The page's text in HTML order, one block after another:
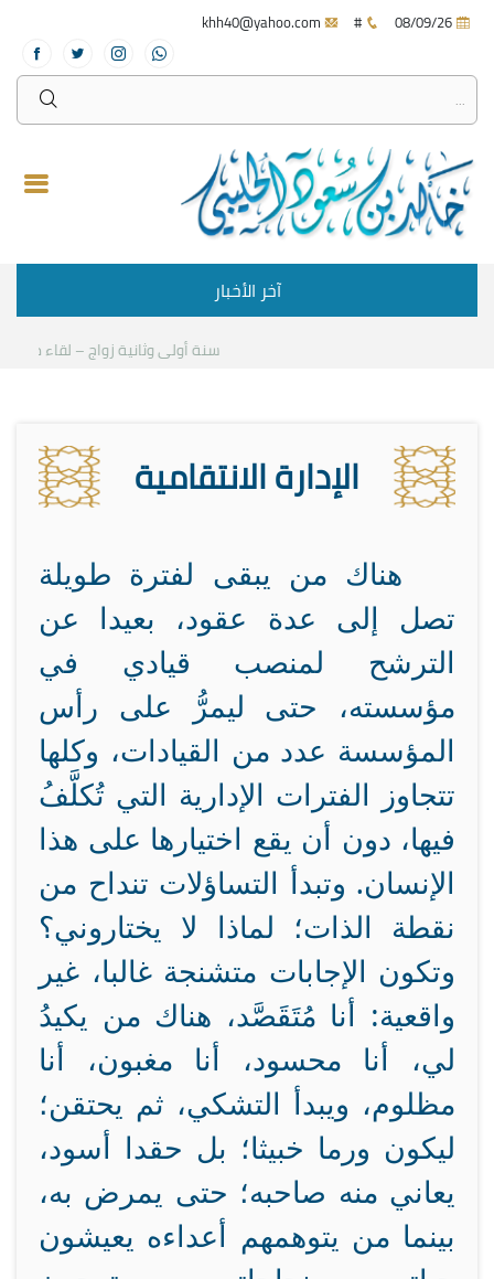
#
آخر الأخبار
سنة أولى وثانية زواج – لقاء مع
الإدارة الانتقامية
هناك من يبقى لفترة طويلة
تصل إلى عدة عقود، بعيدا عن
الترشح لمنصب قيادي في
مؤسسته، حتى ليمرُّ على رأس
المؤسسة عدد من القيادات، وكلها
تتجاوز الفترات الإدارية التي تُكلَّفُ
فيها، دون أن يقع اختيارها على هذا
الإنسان. وتبدأ التساؤلات تنداح من
نقطة الذات؛ لماذا لا يختاروني؟
وتكون الإجابات متشنجة غالبا، غير
واقعية: أنا مُتَقَصَّد، هناك من يكيدُ
لي، أنا محسود، أنا مغبون، أنا
مظلوم، ويبدأ التشكي، ثم يحتقن؛
ليكون ورما خبيثا؛ بل حقدا أسود،
يعاني منه صاحبه؛ حتى يمرض به،
بينما من يتوهمهم أعداءه يعيشون